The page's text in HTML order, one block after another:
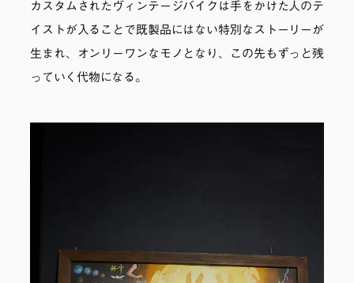
カスタムされたヴィンテージバイクは手をかけた人のテ
イストが入ることで既製品にはない特別なストーリーが
生まれ、オンリーワンなモノとなり、この先もずっと残
っていく代物になる。